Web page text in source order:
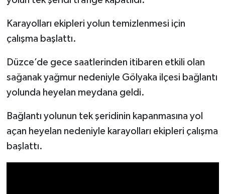
Karayolları ekipleri yolun temizlenmesi için
çalışma başlattı.
Düzce’de gece saatlerinden itibaren etkili olan
sağanak yağmur nedeniyle Gölyaka ilçesi bağlantı
yolunda heyelan meydana geldi.
Bağlantı yolunun tek şeridinin kapanmasına yol
açan heyelan nedeniyle karayolları ekipleri çalışma
başlattı.
YEREL